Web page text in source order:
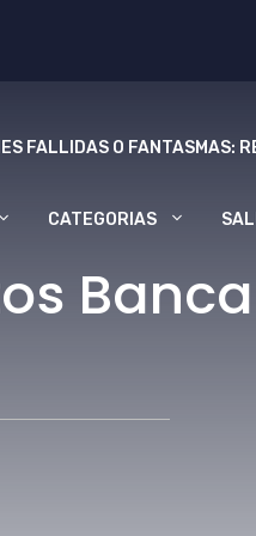
FALLIDAS O FANTASMAS:
CATEGORIAS